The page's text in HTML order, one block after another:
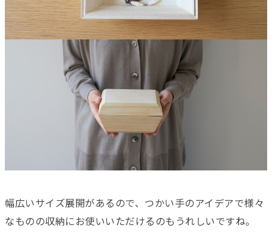
幅広いサイズ展開があるので、つかい手のアイデアで様々
なものの収納にお使いいただけるのもうれしいですね。